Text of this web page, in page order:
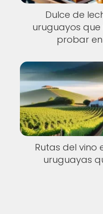
Dulce de
uruguayos
probar
Rutas del vino
uruguayas